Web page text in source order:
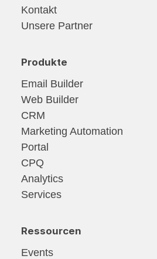
Kontakt
Unsere Partner
Produkte
Email Builder
Web Builder
CRM
Marketing Automation
Portal
CPQ
Analytics
Services
Ressourcen
Events